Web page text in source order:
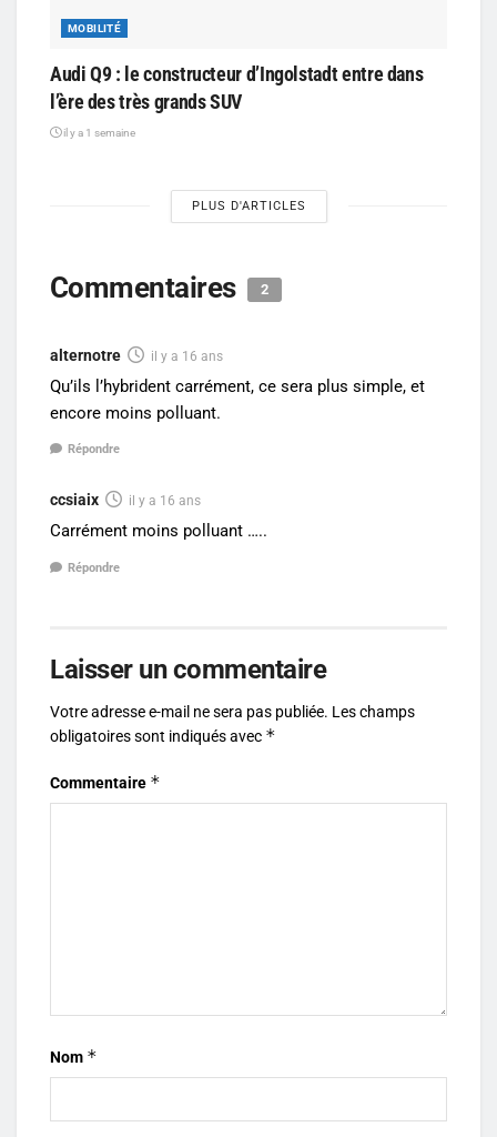
MOBILITÉ
Audi Q9 : le constructeur d’Ingolstadt entre dans
l’ère des très grands SUV
il y a 1 semaine
PLUS D'ARTICLES
Commentaires 2
alternotre il y a 16 ans
Qu’ils l’hybrident carrément, ce sera plus simple, et
encore moins polluant.
Répondre
ccsiaix il y a 16 ans
Carrément moins polluant …..
Répondre
Laisser un commentaire
Votre adresse e-mail ne sera pas publiée. Les champs
obligatoires sont indiqués avec *
Commentaire *
Nom *